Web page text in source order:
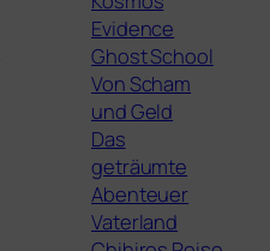
Evidence
Ghost School
Von Scham
und Geld
Das
geträumte
Abenteuer
Vaterland